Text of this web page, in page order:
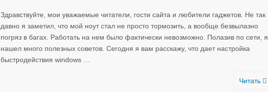
Здравствуйте, мои уважаемые читатели, гости сайта и любители гаджетов. Не так
давно я заметил, что мой ноут стал не просто тормозить, а вообще безвылазно
погряз в багах. Работать на нем было фактически невозможно. Полазив по сети, я
нашел много полезных советов. Сегодня я вам расскажу, что дает настройка
быстродействия windows
Читать